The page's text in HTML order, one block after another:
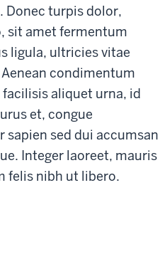
Donec turpis dolor,
sit amet fermentum
ligula, ultricies vitae
condimentum
aliquet urna, id
et, congue
sapien sed dui accumsan
Integer laoreet, mauris
felis nibh ut libero.